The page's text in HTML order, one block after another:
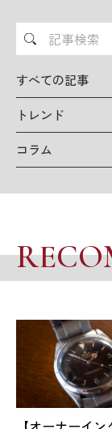
記
事
検
索
すべての記事
トレンド
コラム